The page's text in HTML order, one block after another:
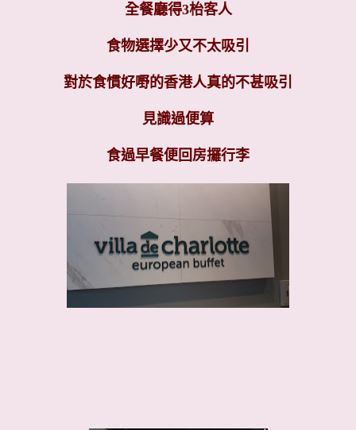
全餐廳得3枱客人
食物選擇少又不太吸引
對於食慣好嘢的香港人真的不甚吸引
見識過便算
食過早餐便回房攞行李